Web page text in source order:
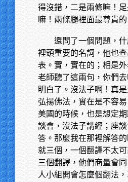
得沒錯，二是兩條嘛！
嘛！兩條腿裡面最尊貴的
還問了一個問題，
裡頭重要的名詞，他也
表。實，實在的；相是
老師聽了這兩句，你們
明白了。沒法子啊！真
弘揚佛法，實在是不容
美國的時候，也是想定
談會，沒法子講經；座
答。那麼我在那裡解答
就三個，一個翻譯不太
三個翻譯，他們商量會
人小組開會怎麼個翻法